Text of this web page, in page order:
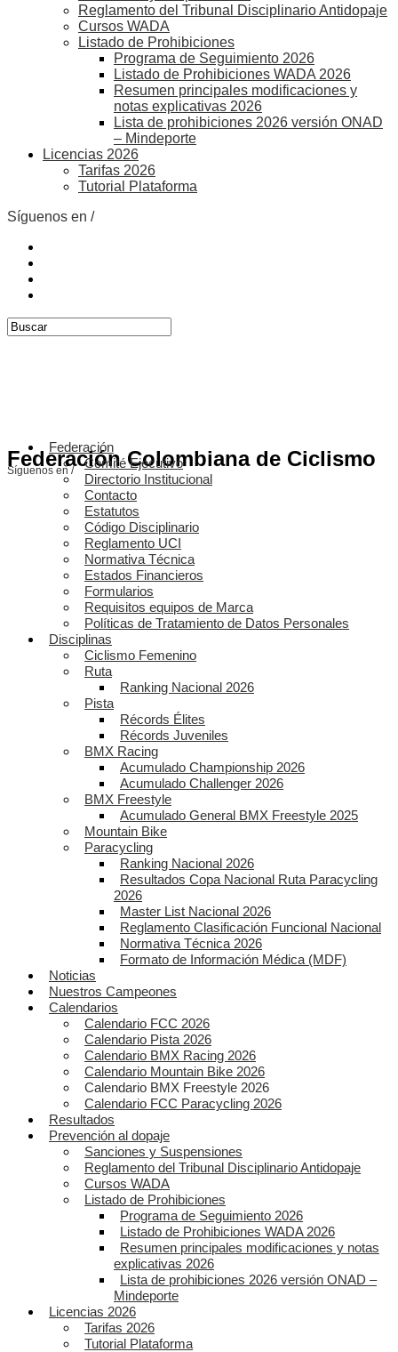
Reglamento del Tribunal Disciplinario Antidopaje
Cursos WADA
Listado de Prohibiciones
Programa de Seguimiento 2026
Listado de Prohibiciones WADA 2026
Resumen principales modificaciones y
notas explicativas 2026
Lista de prohibiciones 2026 versión ONAD
– Mindeporte
Licencias 2026
Tarifas 2026
Tutorial Plataforma
Síguenos en /
Federación Colombiana de Ciclismo
Síguenos en /
Federación
Comité Ejecutivo
Directorio Institucional
Contacto
Estatutos
Código Disciplinario
Reglamento UCI
Normativa Técnica
Estados Financieros
Formularios
Requisitos equipos de Marca
Políticas de Tratamiento de Datos Personales
Disciplinas
Ciclismo Femenino
Ruta
Ranking Nacional 2026
Pista
Récords Élites
Récords Juveniles
BMX Racing
Acumulado Championship 2026
Acumulado Challenger 2026
BMX Freestyle
Acumulado General BMX Freestyle 2025
Mountain Bike
Paracycling
Ranking Nacional 2026
Resultados Copa Nacional Ruta Paracycling
2026
Master List Nacional 2026
Reglamento Clasificación Funcional Nacional
Normativa Técnica 2026
Formato de Información Médica (MDF)
Noticias
Nuestros Campeones
Calendarios
Calendario FCC 2026
Calendario Pista 2026
Calendario BMX Racing 2026
Calendario Mountain Bike 2026
Calendario BMX Freestyle 2026
Calendario FCC Paracycling 2026
Resultados
Prevención al dopaje
Sanciones y Suspensiones
Reglamento del Tribunal Disciplinario Antidopaje
Cursos WADA
Listado de Prohibiciones
Programa de Seguimiento 2026
Listado de Prohibiciones WADA 2026
Resumen principales modificaciones y notas
explicativas 2026
Lista de prohibiciones 2026 versión ONAD –
Mindeporte
Licencias 2026
Tarifas 2026
Tutorial Plataforma